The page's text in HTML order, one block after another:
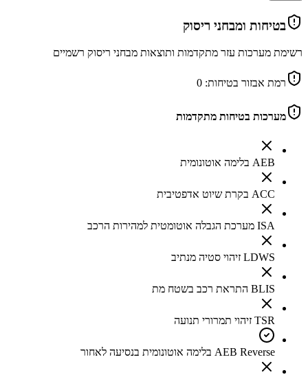
בטיחות ומבחני ריסוק
רשימת מערכות עזר מתקדמות ותוצאות מבחני ריסוק רשמיים
רמת אבזור בטיחות: 0
מערכות בטיחות מתקדמות
AEB בלימה אוטונומית
ACC בקרת שיוט אדפטיבית
ISA מערכת הגבלה אוטומטית למהירות הרכב
LDWS זיהוי סטיה מנתיב
BLIS התראת רכב בשטח מת
TSR זיהוי תמרורי תנועה
AEB Reverse בלימה אוטונומית בנסיעה לאחור